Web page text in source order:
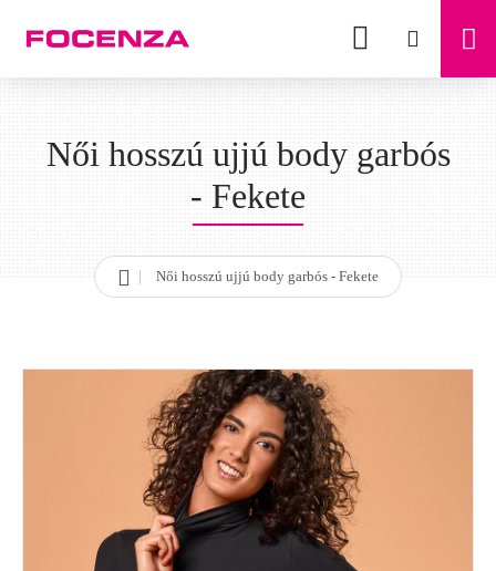
Női hosszú ujjú body garbós
- Fekete
h
Női hosszú ujjú body garbós - Fekete